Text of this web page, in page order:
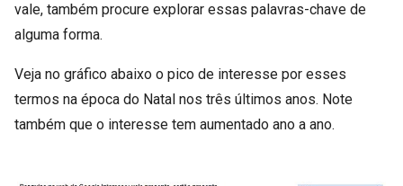
vale, também procure explorar essas palavras-chave de
alguma forma.
Veja no gráfico abaixo o pico de interesse por esses
termos na época do Natal nos três últimos anos. Note
também que o interesse tem aumentado ano a ano.